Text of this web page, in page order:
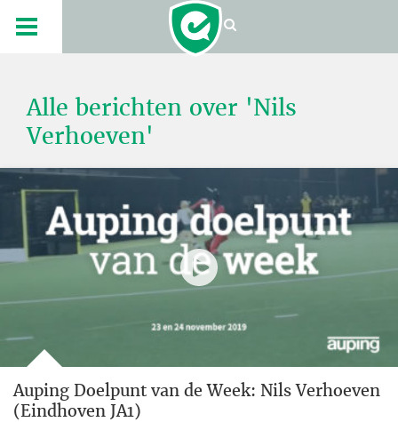
Alle berichten over 'Nils
Verhoeven'
Auping Doelpunt van de Week: Nils Verhoeven
(Eindhoven JA1)